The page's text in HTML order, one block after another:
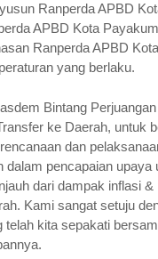
Ranperda APBD
APBD Kota
Ranperda APBD
yang berlaku.
Bintang
ke Daerah, untuk
dan
dalam pencapaian
dari dampak inflasi
Kami sangat setuju
telah kita sepakati